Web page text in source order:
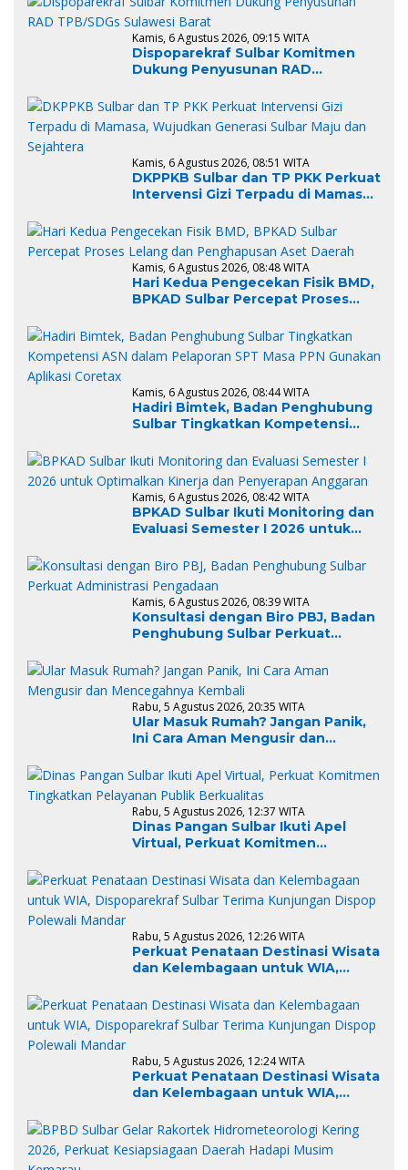
Kamis, 6 Agustus 2026, 09:15 WITA
Dispoparekraf Sulbar Komitmen
Dukung Penyusunan RAD
Kamis, 6 Agustus 2026, 08:51 WITA
DKPPKB Sulbar dan TP PKK Perkuat
Intervensi Gizi Terpadu di Mamasa,
dan Sejahtera
Kamis, 6 Agustus 2026, 08:48 WITA
Hari Kedua Pengecekan Fisik BMD,
BPKAD Sulbar Percepat Proses
Daerah
Kamis, 6 Agustus 2026, 08:44 WITA
Hadiri Bimtek, Badan Penghubung
Sulbar Tingkatkan Kompetensi
PPN Gunakan Aplikasi Coretax
Kamis, 6 Agustus 2026, 08:42 WITA
BPKAD Sulbar Ikuti Monitoring dan
Evaluasi Semester I 2026 untuk
Penyerapan Anggaran
Kamis, 6 Agustus 2026, 08:39 WITA
Konsultasi dengan Biro PBJ, Badan
Penghubung Sulbar Perkuat
Rabu, 5 Agustus 2026, 20:35 WITA
Ular Masuk Rumah? Jangan Panik,
Ini Cara Aman Mengusir dan
Rabu, 5 Agustus 2026, 12:37 WITA
Dinas Pangan Sulbar Ikuti Apel
Virtual, Perkuat Komitmen
Berkualitas
Rabu, 5 Agustus 2026, 12:26 WITA
Perkuat Penataan Destinasi Wisata
dan Kelembagaan untuk WIA,
Kunjungan Dispop Polewali Mandar
Rabu, 5 Agustus 2026, 12:24 WITA
Perkuat Penataan Destinasi Wisata
dan Kelembagaan untuk WIA,
Kunjungan Dispop Polewali Mandar